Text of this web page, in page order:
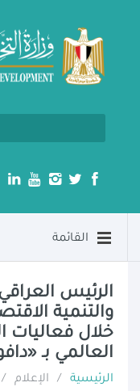
القائمة
الرئيس
والتنمية
خلال فعاليات
العالمي بـ
الرئيسية / الإعلام /